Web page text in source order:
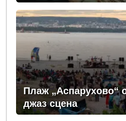
Плаж „Аспарухово“
джаз сцена